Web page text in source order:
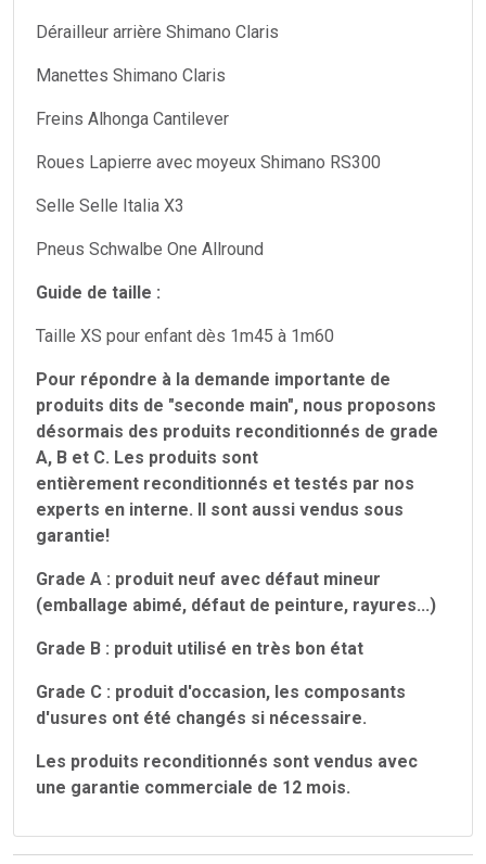
Dérailleur arrière Shimano Claris
Manettes Shimano Claris
Freins Alhonga Cantilever
Roues Lapierre avec moyeux Shimano RS300
Selle Selle Italia X3
Pneus Schwalbe One Allround
Guide de taille :
Taille XS pour enfant dès 1m45 à 1m60
Pour répondre à la demande importante de
produits dits de "seconde main", nous proposons
désormais des produits reconditionnés de grade
A, B et C. Les produits sont
entièrement reconditionnés et testés par nos
experts en interne. Il sont aussi vendus sous
garantie!
Grade A : produit neuf avec défaut mineur
(emballage abimé, défaut de peinture, rayures...)
Grade B : produit utilisé en très bon état
Grade C : produit d'occasion, les composants
d'usures ont été changés si nécessaire.
Les produits reconditionnés sont vendus avec
une garantie commerciale de 12 mois.